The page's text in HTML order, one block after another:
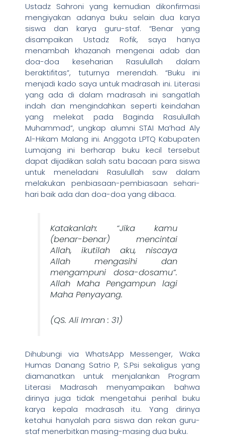
Ustadz Sahroni yang kemudian dikonfirmasi
mengiyakan adanya buku selain dua karya
siswa dan karya guru-staf. “Benar yang
disampaikan Ustadz Rofik, saya hanya
menambah khazanah mengenai adab dan
doa-doa keseharian Rasulullah dalam
beraktifitas”, tuturnya merendah. “Buku ini
menjadi kado saya untuk madrasah ini. Literasi
yang ada di dalam madrasah ini sangatlah
indah dan mengindahkan seperti keindahan
yang melekat pada Baginda Rasulullah
Muhammad”, ungkap alumni STAI Ma’had Aly
Al-Hikam Malang ini. Anggota LPTQ Kabupaten
Lumajang ini berharap buku kecil tersebut
dapat dijadikan salah satu bacaan para siswa
untuk meneladani Rasulullah saw dalam
melakukan penbiasaan-pembiasaan sehari-
hari baik ada dan doa-doa yang dibaca.
Katakanlah: “Jika kamu
(benar-benar) mencintai
Allah, ikutilah aku, niscaya
Allah mengasihi dan
mengampuni dosa-dosamu”.
Allah Maha Pengampun lagi
Maha Penyayang.
(QS. Ali Imran : 31)
Dihubungi via WhatsApp Messenger, Waka
Humas Danang Satrio P, S.Psi sekaligus yang
diamanatkan untuk menjalankan Program
Literasi Madrasah menyampaikan bahwa
dirinya juga tidak mengetahui perihal buku
karya kepala madrasah itu. Yang dirinya
ketahui hanyalah para siswa dan rekan guru-
staf menerbitkan masing-masing dua buku.